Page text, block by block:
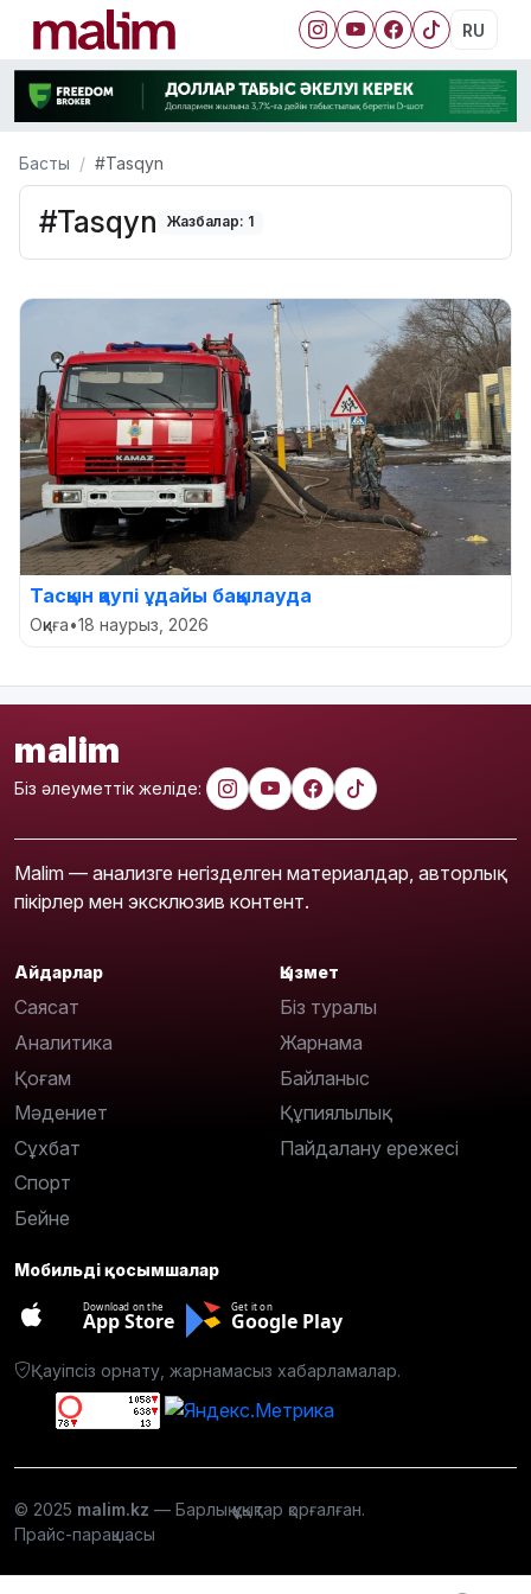
RU
Басты #Tasqyn
#Tasqyn Жазбалар: 1
Тасқын қаупі ұдайы бақылауда
Оқиға•18 наурыз, 2026
malim
Біз әлеуметтік желіде:
Malim — анализге негізделген материалдар, авторлық
пікірлер мен эксклюзив контент.
Айдарлар
Саясат
Аналитика
Қоғам
Мәдениет
Сұхбат
Спорт
Бейне
Қызмет
Біз туралы
Жарнама
Байланыс
Құпиялылық
Пайдалану ережесі
Мобильді қосымшалар
Download on the
App Store
Get it on
Google Play
Қауіпсіз орнату, жарнамасыз хабарламалар.
© 2025 malim.kz — Барлық құқықтар қорғалған.
Прайс-парақшасы